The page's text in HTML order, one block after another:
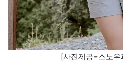
[사진제공=스노